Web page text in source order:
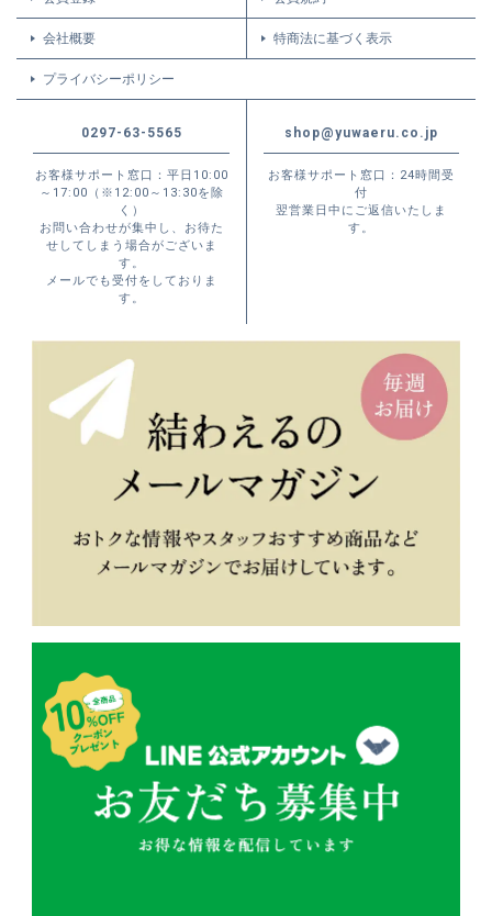
会社概要 特商法に基づく表示
プライバシーポリシー
0297-63-5565
お客様サポート窓口：平日10:00
～17:00（※12:00～13:30を除
く）
お問い合わせが集中し、お待た
せしてしまう場合がございま
す。
メールでも受付をしておりま
す。
shop@yuwaeru.co.jp
お客様サポート窓口：24時間受
付
翌営業日中にご返信いたしま
す。